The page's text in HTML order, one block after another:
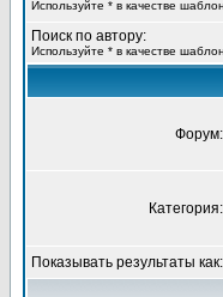
Используйте * в качестве
Поиск по автору:
Используйте * в качестве
Форум:
Категория:
Показывать результаты как: